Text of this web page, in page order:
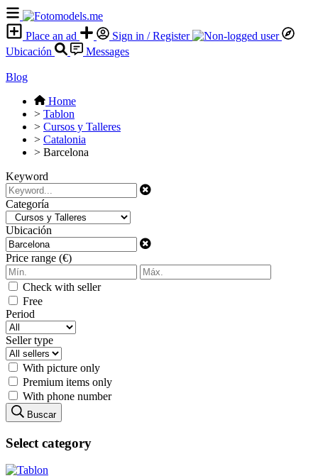
Place an ad
Sign in / Register
Ubicación
Messages
Blog
Home
> Tablon
> Cursos y Talleres
> Catalonia
> Barcelona
Keyword
Categoría
Ubicación
Price range (€)
Check with seller
Free
Period
Seller type
With picture only
Premium items only
With phone number
Buscar
Select category